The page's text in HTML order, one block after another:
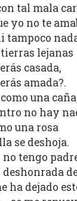
tal mala
yo no te
tampoco
lejanas
casada,
amada?.
una
no hay
una rosa
se deshoja.
tengo
dejado